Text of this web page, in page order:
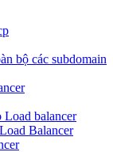
bộ các subdomain
Load balancer
Balancer